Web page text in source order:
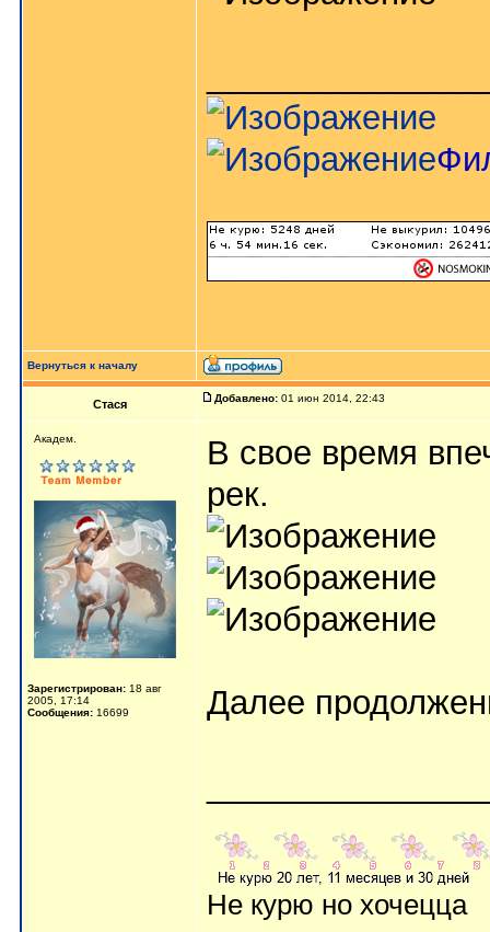
Вернуться к началу
Стася Добавлено: 01 июн 2014, 22:43
Aкaдeм.
Зарегистрирован: 18 авг
2005, 17:14
Сообщения: 16699
В свое время
рек.
Далее
Не курю но хочецца